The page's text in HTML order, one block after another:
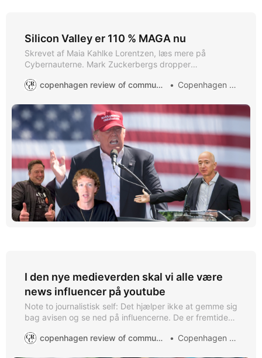
Silicon Valley er 110 % MAGA nu
Skrevet af Maia Kahlke Lorentzen, læs mere på
Cybernauterne. Mark Zuckerbergs dropper
kvindehad på sine platforme. Det er den seneste i en
klar til en æra med Trump i førersædet. Der gik ikke
længe fra
copenhagen review of communication Copenhagen ROC
I den nye medieverden skal vi alle være
news influencer på youtube
Note to journalistisk self: Det hjælper ikke at gemme sig
bag avisen og se ned på influencerne. De er fremtiden
influencer har du ingen fremtid
copenhagen review of communication Copenhagen ROC